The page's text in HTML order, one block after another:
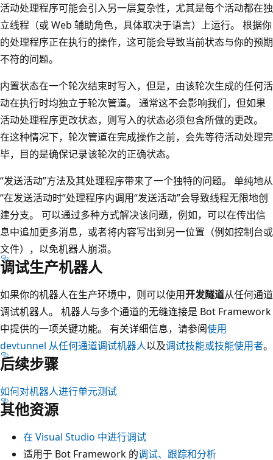
活动处理程序可能会引入另一层复杂性，尤其是每个活动都在独
立线程（或 Web 辅助角色，具体取决于语言）上运行。 根据你
的处理程序正在执行的操作，这可能会导致当前状态与你的预期
不符的问题。
内置状态在一个轮次结束时写入，但是，由该轮次生成的任何活
动在执行时均独立于轮次管道。 通常这不会影响我们，但如果
活动处理程序更改状态，则写入的状态必须包含所做的更改。
在这种情况下，轮次管道在完成操作之前，会先等待活动处理完
毕，目的是确保记录该轮次的正确状态。
“发送活动”方法及其处理程序带来了一个独特的问题。 单纯地从
“在发送活动时”处理程序内调用“发送活动”会导致线程无限地创
建分支。 可以通过多种方式解决该问题，例如，可以在传出信
息中追加更多消息，或者将内容写出到另一位置（例如控制台或
文件），以免机器人崩溃。
调试生产机器人
如果你的机器人在生产环境中，则可以使用开发隧道从任何通道
调试机器人。 机器人与多个通道的无缝连接是 Bot Framework
中提供的一项关键功能。 有关详细信息，请参阅使用
devtunnel 从任何通道调试机器人以及调试技能或技能使用者。
后续步骤
如何对机器人进行单元测试
其他资源
在 Visual Studio 中进行调试
适用于 Bot Framework 的调试、跟踪和分析